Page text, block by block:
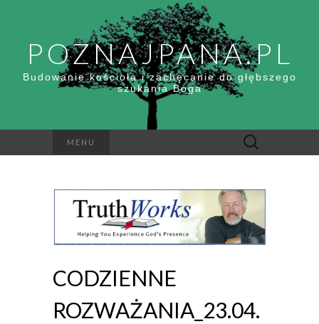
POZNAJPANA.PL
Budowanie kościoła i zachęcanie do głębszego
szukania Boga
MENU Szukaj:
CODZIENNE
ROZWAŻANIA_23.04.